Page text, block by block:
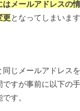
はメールアドレスの
更となってしまいます
同じメールアドレス
ですが事前に以下の
す。